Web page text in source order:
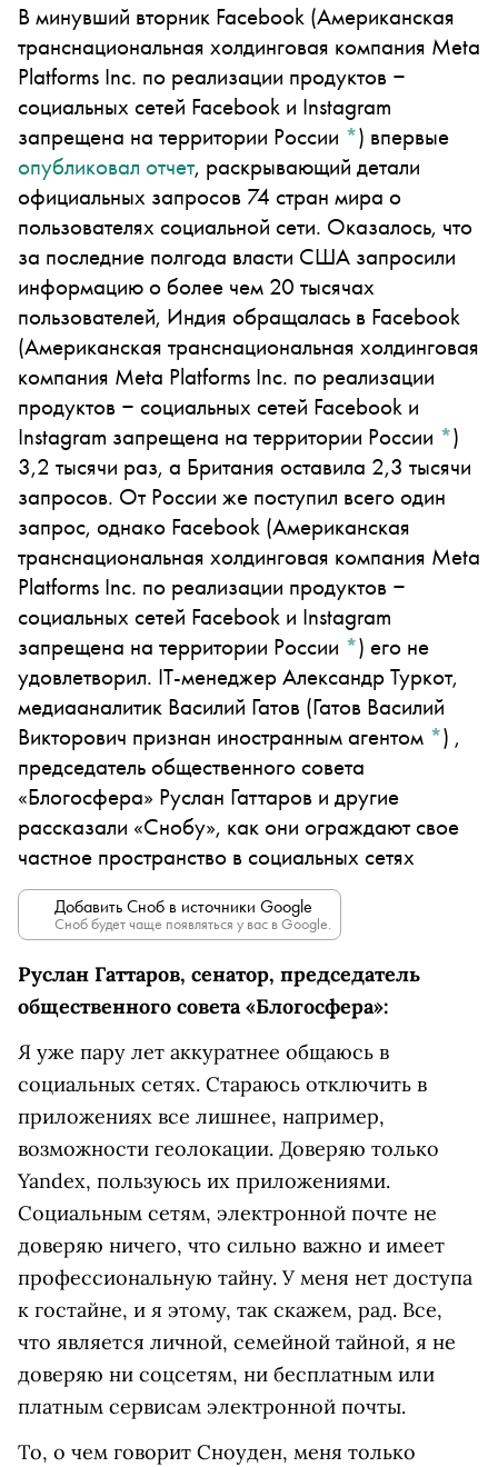
В минувший вторник Facebook (Американская
транснациональная холдинговая компания Meta
Platforms Inc. по реализации продуктов ‒
социальных сетей Facebook и Instagram
запрещена на территории России *) впервые
опубликовал отчет, раскрывающий детали
официальных запросов 74 стран мира о
пользователях социальной сети. Оказалось, что
за последние полгода власти США запросили
информацию о более чем 20 тысячах
пользователей, Индия обращалась в Facebook
(Американская транснациональная холдинговая
компания Meta Platforms Inc. по реализации
продуктов ‒ социальных сетей Facebook и
Instagram запрещена на территории России *)
3,2 тысячи раз, а Британия оставила 2,3 тысячи
запросов. От России же поступил всего один
запрос, однако Facebook (Американская
транснациональная холдинговая компания Meta
Platforms Inc. по реализации продуктов ‒
социальных сетей Facebook и Instagram
запрещена на территории России *) его не
удовлетворил. IT-менеджер Александр Туркот,
медиааналитик Василий Гатов (Гатов Василий
Викторович признан иностранным агентом *) ,
председатель общественного совета
«Блогосфера» Руслан Гаттаров и другие
рассказали «Снобу», как они ограждают свое
частное пространство в социальных сетях
Добавить Сноб в источники Google
Сноб будет чаще появляться у вас в Google.
Руслан Гаттаров, сенатор, председатель
общественного совета «Блогосфера»:
Я уже пару лет аккуратнее общаюсь в
социальных сетях. Стараюсь отключить в
приложениях все лишнее, например,
возможности геолокации. Доверяю только
Yandex, пользуюсь их приложениями.
Социальным сетям, электронной почте не
доверяю ничего, что сильно важно и имеет
профессиональную тайну. У меня нет доступа
к гостайне, и я этому, так скажем, рад. Все,
что является личной, семейной тайной, я не
доверяю ни соцсетям, ни бесплатным или
платным сервисам электронной почты.
То, о чем говорит Сноуден, меня только